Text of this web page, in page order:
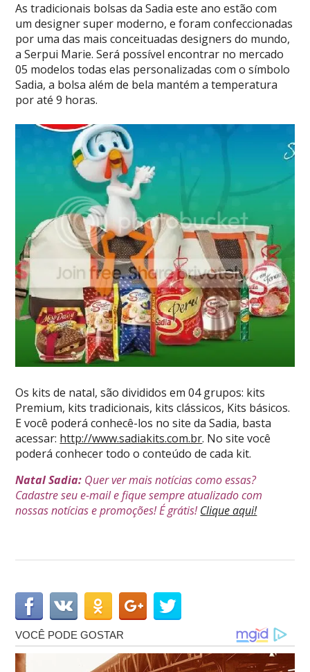
As tradicionais bolsas da Sadia este ano estão com
um designer super moderno, e foram confeccionadas
por uma das mais conceituadas designers do mundo,
a Serpui Marie. Será possível encontrar no mercado
05 modelos todas elas personalizadas com o símbolo
Sadia, a bolsa além de bela mantém a temperatura
por até 9 horas.
Os kits de natal, são divididos em 04 grupos: kits
Premium, kits tradicionais, kits clássicos, Kits básicos.
E você poderá conhecê-los no site da Sadia, basta
acessar: http://www.sadiakits.com.br. No site você
poderá conhecer todo o conteúdo de cada kit.
Natal Sadia: Quer ver mais notícias como essas?
Cadastre seu e-mail e fique sempre atualizado com
nossas notícias e promoções! É grátis!Clique aqui!